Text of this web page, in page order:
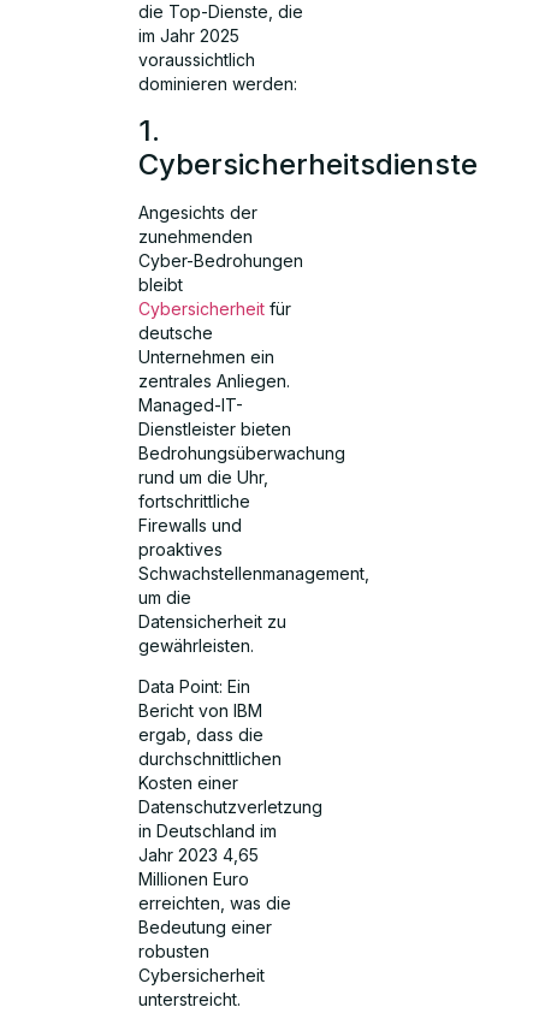
die Top-Dienste, die
im Jahr 2025
voraussichtlich
dominieren werden:
1.
Cybersicherheitsdienste
Angesichts der
zunehmenden
Cyber-Bedrohungen
bleibt
Cybersicherheit für
deutsche
Unternehmen ein
zentrales Anliegen.
Managed-IT-
Dienstleister bieten
Bedrohungsüberwachung
rund um die Uhr,
fortschrittliche
Firewalls und
proaktives
Schwachstellenmanagement,
um die
Datensicherheit zu
gewährleisten.
Data Point: Ein
Bericht von IBM
ergab, dass die
durchschnittlichen
Kosten einer
Datenschutzverletzung
in Deutschland im
Jahr 2023 4,65
Millionen Euro
erreichten, was die
Bedeutung einer
robusten
Cybersicherheit
unterstreicht.